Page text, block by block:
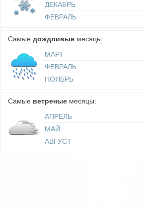
ДЕКАБРЬ
ФЕВРАЛЬ
Самые дождливые месяцы:
МАРТ
ФЕВРАЛЬ
НОЯБРЬ
Самые ветреные месяцы:
АПРЕЛЬ
МАЙ
АВГУСТ